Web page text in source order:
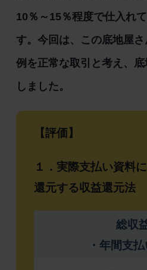
10％～15％程度で仕入れ
す。今回は、この底地屋
例を正常な取引と考え、
しました。
【評価】
１．実際支払い資料
還元する収益還元法
総収
・年間支